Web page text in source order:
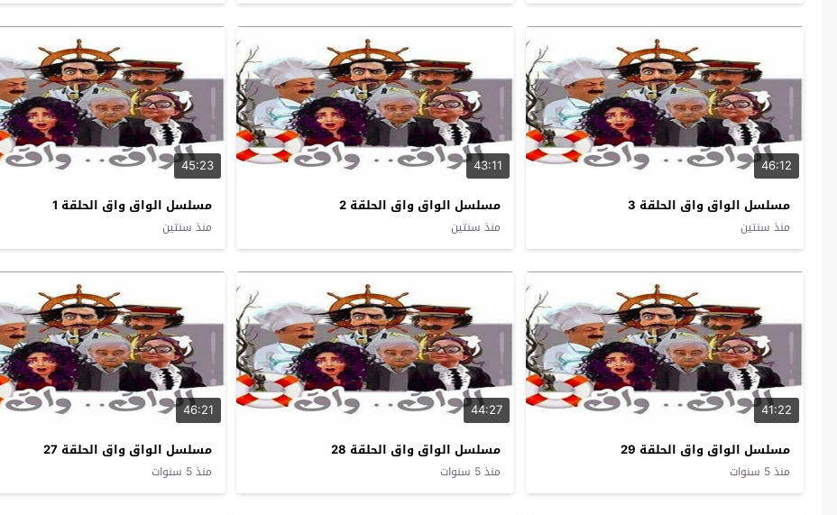
46:12
مسلسل الواق واق الحلقة 3
منذ سنتين
43:11
مسلسل الواق واق الحلقة 2
منذ سنتين
45:23
مسلسل الواق واق الحلقة 1
منذ سنتين
41:22
مسلسل الواق واق الحلقة 29
منذ 5 سنوات
44:27
مسلسل الواق واق الحلقة 28
منذ 5 سنوات
46:21
مسلسل الواق واق الحلقة 27
منذ 5 سنوات